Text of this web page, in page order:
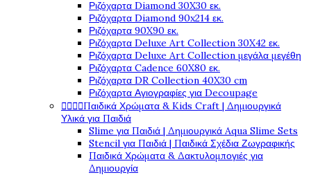
Ριζόχαρτα Diamond 30X30 εκ.
Ριζόχαρτα Diamond 90x214 εκ.
Ριζόχαρτα 90X90 εκ.
Ριζόχαρτα Deluxe Art Collection 30X42 εκ.
Ριζόχαρτα Deluxe Art Collection μεγάλα μεγέθη
Ριζόχαρτα Cadence 60X80 εκ.
Ριζόχαρτα DR Collection 40X30 cm
Ριζόχαρτα Αγιογραφίες για Decoupage
Παιδικά Χρώματα & Kids Craft | Δημιουργικά
Υλικά για Παιδιά
Slime για Παιδιά | Δημιουργικά Aqua Slime Sets
Stencil για Παιδιά | Παιδικά Σχέδια Ζωγραφικής
Παιδικά Χρώματα & Δακτυλομπογιές για
Δημιουργία